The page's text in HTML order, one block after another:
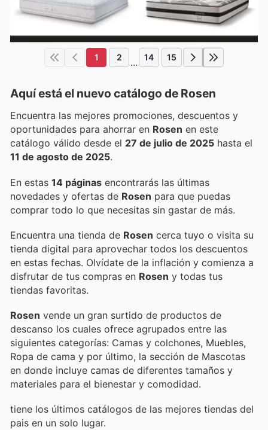
1 2 ... 14 15
Aquí está el nuevo catálogo de Rosen
Encuentra las mejores promociones, descuentos y
oportunidades para ahorrar en Rosen en este
catálogo válido desde el 27 de julio de 2025 hasta el
11 de agosto de 2025.
En estas 14 páginas encontrarás las últimas
novedades y ofertas de Rosen para que puedas
comprar todo lo que necesitas sin gastar de más.
Encuentra una tienda de Rosen cerca tuyo o visita su
tienda digital para aprovechar todos los descuentos
en estas fechas. Olvídate de la inflación y comienza a
disfrutar de tus compras en Rosen y todas tus
tiendas favoritas.
Rosen vende un gran surtido de productos de
descanso los cuales ofrece agrupados entre las
siguientes categorías: Camas y colchones, Muebles,
Ropa de cama y por último, la sección de Mascotas
en donde incluye camas de diferentes tamaños y
materiales para el bienestar y comodidad.
tiene los últimos catálogos de las mejores tiendas del
pais en un solo lugar.